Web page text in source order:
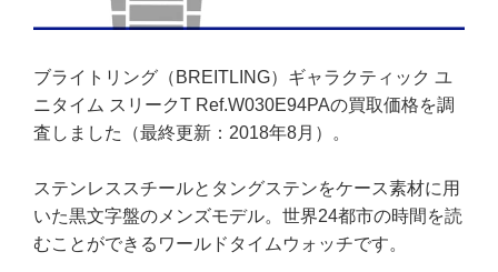
ブライトリング（BREITLING）ギャラクティック ユ
ニタイム スリークT Ref.W030E94PAの買取価格を調
査しました（最終更新：2018年8月）。
ステンレススチールとタングステンをケース素材に用
いた黒文字盤のメンズモデル。世界24都市の時間を読
むことができるワールドタイムウォッチです。